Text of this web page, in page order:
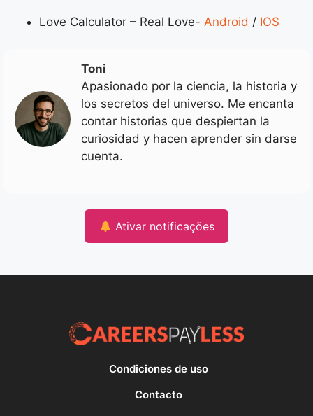
Love Calculator – Real Love- Android / IOS
Toni
Apasionado por la ciencia, la historia y
los secretos del universo. Me encanta
contar historias que despiertan la
curiosidad y hacen aprender sin darse
cuenta.
Ativar notificações
Condiciones de uso
Contacto